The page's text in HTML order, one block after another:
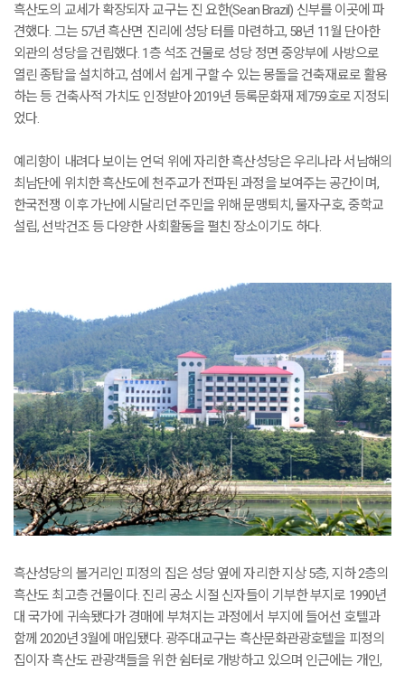
흑산도의 교세가 확장되자 교구는 진 요한(Sean Brazil) 신부를 이곳에 파
견했다. 그는 57년 흑산면 진리에 성당 터를 마련하고, 58년 11월 단아한
외관의 성당을 건립했다. 1층 석조 건물로 성당 정면 중앙부에 사방으로
열린 종탑을 설치하고, 섬에서 쉽게 구할 수 있는 몽돌을 건축재료로 활용
하는 등 건축사적 가치도 인정받아 2019년 등록문화재 제759호로 지정되
었다.
예리항이 내려다 보이는 언덕 위에 자리한 흑산성당은 우리나라 서남해의
최남단에 위치한 흑산도에 천주교가 전파된 과정을 보여주는 공간이며,
한국전쟁 이후 가난에 시달리던 주민을 위해 문맹퇴치, 물자구호, 중학교
설립, 선박건조 등 다양한 사회활동을 펼친 장소이기도 하다.
흑산성당의 볼거리인 피정의 집은 성당 옆에 자리한 지상 5층, 지하 2층의
흑산도 최고층 건물이다. 진리 공소 시절 신자들이 기부한 부지로 1990년
대 국가에 귀속됐다가 경매에 부쳐지는 과정에서 부지에 들어선 호텔과
함께 2020년 3월에 매입됐다. 광주대교구는 흑산문화관광호텔을 피정의
집이자 흑산도 관광객들을 위한 쉼터로 개방하고 있으며 인근에는 개인,